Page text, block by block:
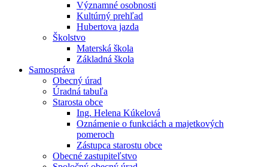
Významné osobnosti
Kultúrný prehľad
Hubertova jazda
Školstvo
Materská škola
Základná škola
Samospráva
Obecný úrad
Úradná tabuľa
Starosta obce
Ing. Helena Kúkelová
Oznámenie o funkciách a majetkových
pomeroch
Zástupca starostu obce
Obecné zastupiteľstvo